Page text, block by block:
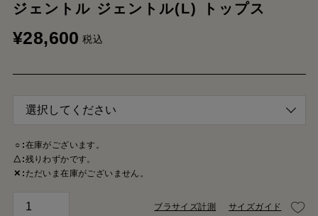
ジェントル ジェントル(L) トップス
¥28,600 税込
○ 在庫がございます。
△ 残りわずかです。
✕
ただいま在庫がございません。
ブラサイズ計測 サイズガイド